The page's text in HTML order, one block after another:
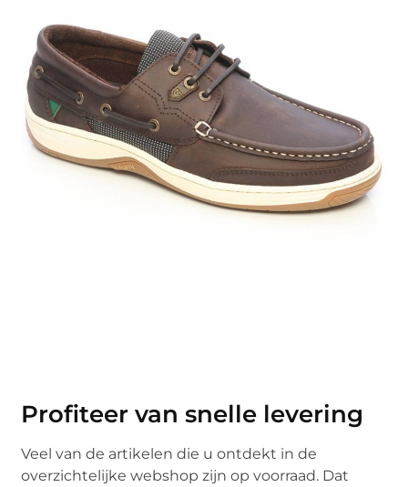
Profiteer van snelle levering
Veel van de artikelen die u ontdekt in de
overzichtelijke webshop zijn op voorraad. Dat